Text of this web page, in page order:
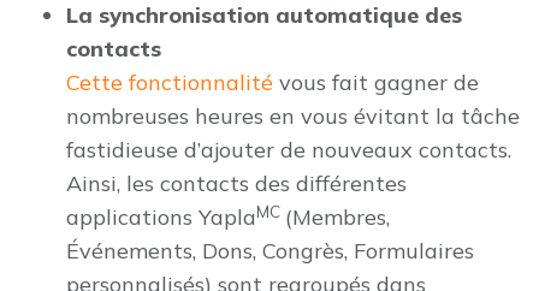
La synchronisation automatique des
contacts
Cette fonctionnalité vous fait gagner de
nombreuses heures en vous évitant la tâche
fastidieuse d’ajouter de nouveaux contacts.
Ainsi, les contacts des différentes
applications YaplaMC (Membres,
Événements, Dons, Congrès, Formulaires
personnalisés) sont regroupés dans